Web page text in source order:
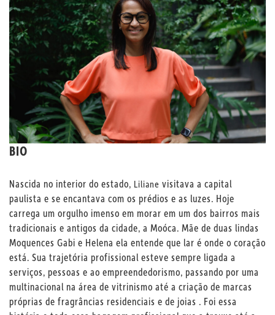
BIO
Nascida no interior do estado, Liliane visitava a capital
paulista e se encantava com os prédios e as luzes. Hoje
carrega um orgulho imenso em morar em um dos bairros mais
tradicionais e antigos da cidade, a Moóca. Mãe de duas lindas
Moquences Gabi e Helena ela entende que lar é onde o coração
está. Sua trajetória profissional esteve sempre ligada a
serviços, pessoas e ao empreendedorismo, passando por uma
multinacional na área de vitrinismo até a criação de marcas
próprias de fragrâncias residenciais e de joias . Foi essa